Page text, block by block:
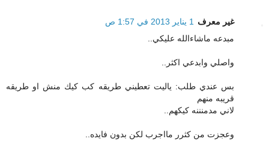
غير معرف
1 يناير 2013 في 1:57 ص
مبدعه ماشاءالله عليكي..
واصلي وابدعي اكثر..
بس عندي طلب: ياليت تعطيني طريقه كب كيك منش او طريقه
قريبه منهم
لاني مدمنننه كيكهم..
وعجزت من كثرر مااجرب لكن بدون فايده..